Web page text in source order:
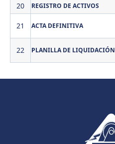
20 REGISTRO DE ACTIVOS
21 ACTA DEFINITIVA
22 PLANILLA DE LIQUIDACIÓN